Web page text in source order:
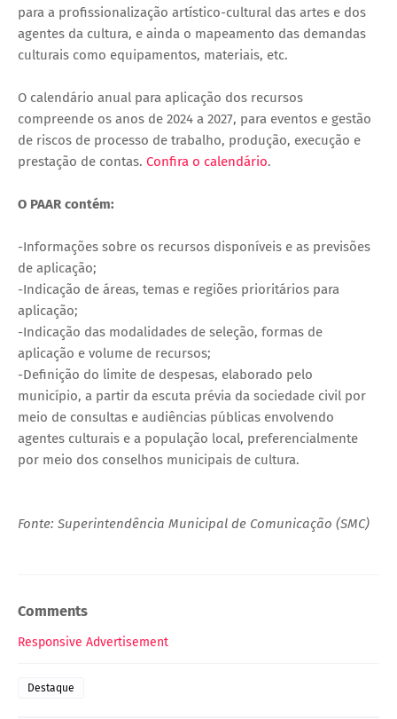
para a profissionalização artístico-cultural das artes e dos
agentes da cultura, e ainda o mapeamento das demandas
culturais como equipamentos, materiais, etc.
O calendário anual para aplicação dos recursos
compreende os anos de 2024 a 2027, para eventos e gestão
de riscos de processo de trabalho, produção, execução e
prestação de contas. Confira o calendário.
O PAAR contém:
-Informações sobre os recursos disponíveis e as previsões
de aplicação;
-Indicação de áreas, temas e regiões prioritários para
aplicação;
-Indicação das modalidades de seleção, formas de
aplicação e volume de recursos;
-Definição do limite de despesas, elaborado pelo
município, a partir da escuta prévia da sociedade civil por
meio de consultas e audiências públicas envolvendo
agentes culturais e a população local, preferencialmente
por meio dos conselhos municipais de cultura.
Fonte: Superintendência Municipal de Comunicação (SMC)
Comments
Responsive Advertisement
Destaque